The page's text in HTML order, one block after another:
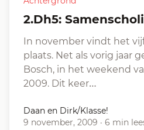
2.Dh5:
In november vindt het
plaats. Net als vorig jaar
Bosch, in het weekend
2009. Dit keer…
Daan en Dirk/Klasse!
9 november, 2009 · 6 min